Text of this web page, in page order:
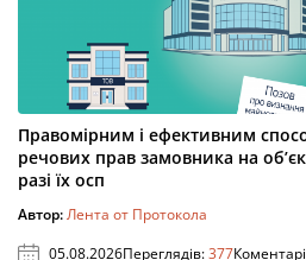
Правомірним і ефективним
речових прав замовника на
разі їх осп
Автор:Лента от Протокола
05.08.2026Переглядів:377